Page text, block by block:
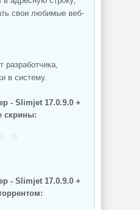
свои любимые веб-
разработчика,
в систему.
- Slimjet 17.0.9.0 +
скрины:
- Slimjet 17.0.9.0 +